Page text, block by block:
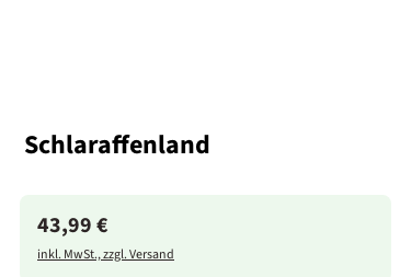
Schlaraffenland
43,99 €
inkl. MwSt., zzgl. Versand